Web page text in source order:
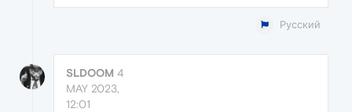
Русский
SLDOOM 4
MAY 2023,
12:01